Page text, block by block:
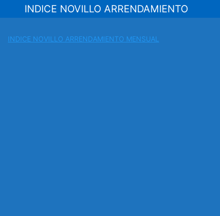
al
INDICE NOVILLO ARRENDAMIENTO
INDICE NOVILLO ARRENDAMIENTO MENSUAL